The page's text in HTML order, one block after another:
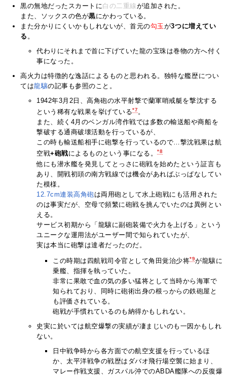
黒の無地だったスカートに白の二重線が追加された。
また、ソックスの色が黒にかわっている。
また分かりにくいかもしれないが、首元の勾玉が3つに増えてい
る 。
代わりにそれまで首に下げていた龍の宝珠は巻物の方へ付く
事になった。
高火力は特徴的な逸話によるものと思われる。独特な艦歴につい
ては龍驤の記事も参照のこと。
1942年3月2日、高角砲の水平射撃で蘭軍哨戒艇を撃沈する
という稀有な戦果を挙げている*7。
また、続く4月のベンガル湾作戦では多数の輸送船や商船を
撃破する通商破壊活動を行っているが、
この時も輸送船相手に砲撃を行っているので…撃沈戦果は航
空戦+砲戦によるものという事になる。*8
他にも潜水艦を発見してとっさに砲戦を始めたという証言も
あり、開戦初頭の南方戦線では機会があればぶっぱなしてい
た模様。
12.7cm連装高角砲は両用砲として水上砲戦にも活用された
のは事実だが、空母で頻繁に砲戦を挑んでいたのは異例とい
える。
サービス初期から「龍驤に副砲装備で火力を上げる」という
ユニークな運用法がユーザー間で知られていたが、
実は本当に砲撃は達者だったのだ。
この時期は四航戦司令官として角田覚治少将*9が龍驤に
乗艦、指揮を執っていた。
非常に果敢で血の気の多い猛将として当時から海軍で
知られており、同時に砲術出身の根っからの鉄砲屋と
も評価されている。
砲戦が手慣れているのも納得かもしれない。
史実に於いては航空爆撃の実績が凄まじいのも一因かもしれ
ない。
日中戦争時から各方面での航空支援を行っているほ
か、太平洋戦争の戦歴はダバオ飛行場空襲に始まり、
マレー作戦支援、ガスパル沖でのABDA艦隊への反復爆